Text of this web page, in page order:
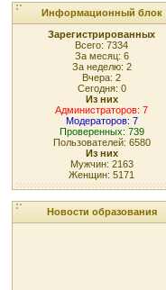
Информационный блок
Зарегистрированных
Всего: 7334
За месяц: 6
За неделю: 2
Вчера: 2
Сегодня: 0
Из них
Администраторов: 7
Модераторов: 7
Проверенных: 739
Пользователей: 6580
Из них
Мужчин: 2163
Женщин: 5171
Новости образования